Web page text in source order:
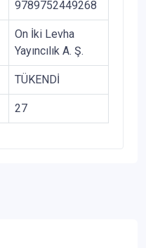
9789752449268
On İki Levha
Yayıncılık A. Ş.
TÜKENDİ
27